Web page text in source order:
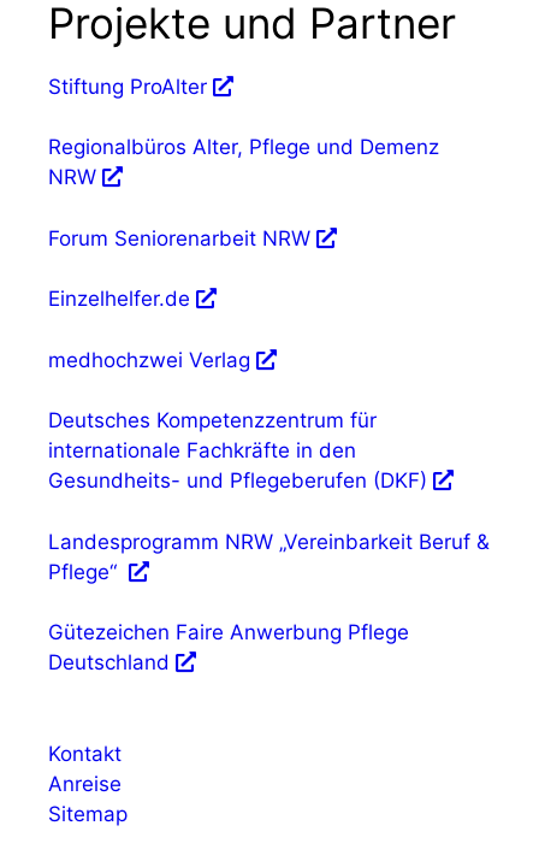
Projekte und Partner
Stiftung ProAlter
Regionalbüros Alter, Pflege und Demenz
NRW
Forum Seniorenarbeit NRW
Einzelhelfer.de
medhochzwei Verlag
Deutsches Kompetenzzentrum für
internationale Fachkräfte in den
Gesundheits- und Pflegeberufen (DKF)
Landesprogramm NRW „Vereinbarkeit Beruf &
Pflege“
Gütezeichen Faire Anwerbung Pflege
Deutschland
Kontakt
Anreise
Sitemap